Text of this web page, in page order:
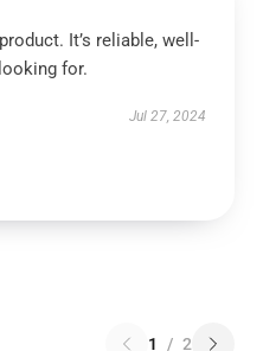
It’s reliable, well-
for.
Jul 27, 2024
1 / 2